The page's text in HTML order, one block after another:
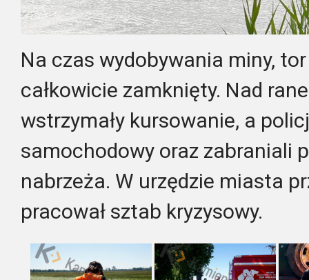
Na czas wydobywania miny,
całkowicie zamknięty. Nad
wstrzymały kursowanie, a
samochodowy oraz zabraniali
nabrzeża. W urzędzie miasta
pracował sztab kryzysowy.